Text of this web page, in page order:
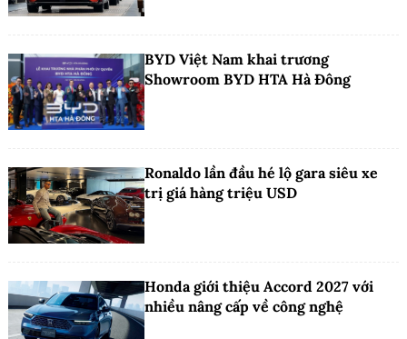
BYD Việt Nam khai trương
Showroom BYD HTA Hà Đông
Ronaldo lần đầu hé lộ gara siêu xe
trị giá hàng triệu USD
Honda giới thiệu Accord 2027 với
nhiều nâng cấp về công nghệ